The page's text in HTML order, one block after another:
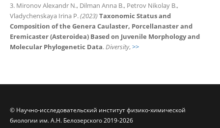
Mironov Alexandr N., Dilman Anna B., Petrov Nikolay B.,
Vladychenskaya Irina P.(2023) Taxonomic Status and
Composition of the Genera Caulaster, Porcellanaster and
Eremicaster (Asteroidea) Based on Juvenile Morphology and
Molecular Phylogenetic Data.Diversity,>>
© Научно-исследовательский институт физико-химической
биологии им. А.Н. Белозерского 2019-2026